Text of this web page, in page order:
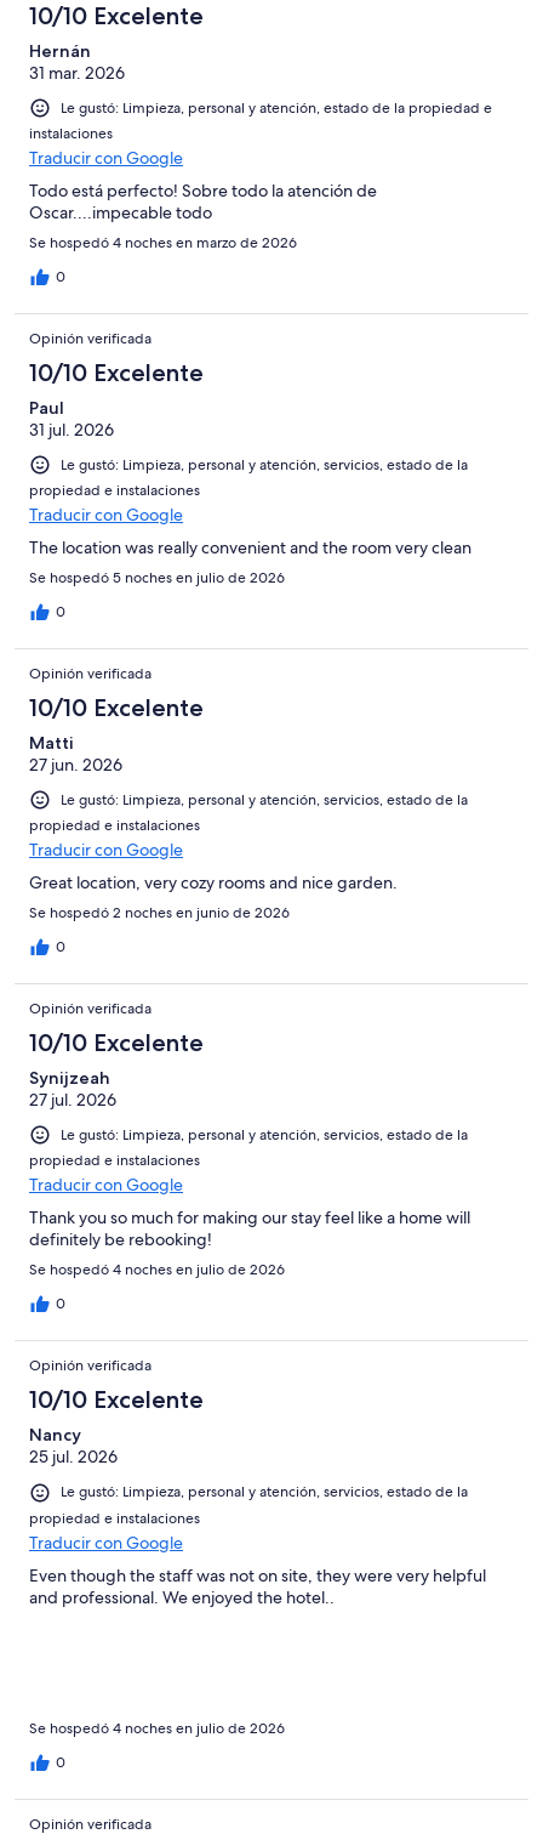
10/10 Excelente
Hernán
31 mar. 2026
Le gustó: Limpieza, personal y atención, estado de la propiedad e
instalaciones
Traducir con Google
Todo está perfecto! Sobre todo la atención de
Oscar....impecable todo
Se hospedó 4 noches en marzo de 2026
0
Opinión verificada
10/10 Excelente
Paul
31 jul. 2026
Le gustó: Limpieza, personal y atención, servicios, estado de la
propiedad e instalaciones
Traducir con Google
The location was really convenient and the room very clean
Se hospedó 5 noches en julio de 2026
0
Opinión verificada
10/10 Excelente
Matti
27 jun. 2026
Le gustó: Limpieza, personal y atención, servicios, estado de la
propiedad e instalaciones
Traducir con Google
Great location, very cozy rooms and nice garden.
Se hospedó 2 noches en junio de 2026
0
Opinión verificada
10/10 Excelente
Synijzeah
27 jul. 2026
Le gustó: Limpieza, personal y atención, servicios, estado de la
propiedad e instalaciones
Traducir con Google
Thank you so much for making our stay feel like a home will
definitely be rebooking!
Se hospedó 4 noches en julio de 2026
0
Opinión verificada
10/10 Excelente
Nancy
25 jul. 2026
Le gustó: Limpieza, personal y atención, servicios, estado de la
propiedad e instalaciones
Traducir con Google
Even though the staff was not on site, they were very helpful
and professional. We enjoyed the hotel..
Se hospedó 4 noches en julio de 2026
0
Opinión verificada